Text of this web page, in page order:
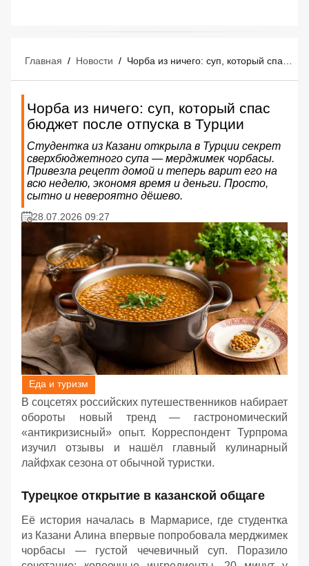
Главная / Новости / Чорба из ничего: суп, который спас бюджет после отпуска в Турции
Чорба из ничего: суп, который спас
бюджет после отпуска в Турции
Студентка из Казани открыла в Турции секрет
сверхбюджетного супа — мерджимек чорбасы.
Привезла рецепт домой и теперь варит его на
всю неделю, экономя время и деньги. Просто,
сытно и невероятно дёшево.
28.07.2026 09:27
Еда и туризм
В соцсетях российских путешественников набирает
обороты новый тренд — гастрономический
«антикризисный» опыт. Корреспондент Турпрома
изучил отзывы и нашёл главный кулинарный
лайфхак сезона от обычной туристки.
Турецкое открытие в казанской общаге
Её история началась в Мармарисе, где студентка
из Казани Алина впервые попробовала мерджимек
чорбасы — густой чечевичный суп. Поразило